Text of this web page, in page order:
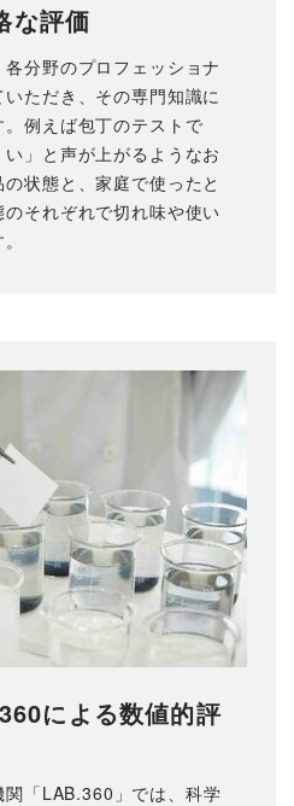
な評価
分野のプロフェッショナ
ただき、その専門知識に
例えば包丁のテストで
」と声が上がるようなお
状態と、家庭で使ったと
それぞれで切れ味や使い
による数値的評
「LAB.360」では、科学